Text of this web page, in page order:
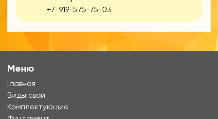
+7-919-575-75-03
Меню
Главная
Виды свай
Комплектующие